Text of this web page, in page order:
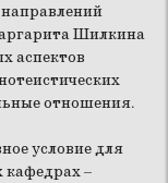
Шилкина
аспектов
отношения.
условие для
кафедрах–